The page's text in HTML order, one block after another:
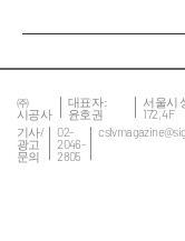
㈜
시공사
대표자 :
윤호권
서울시
172, 4F
기사/
광고
문의
02-
2046-
2805